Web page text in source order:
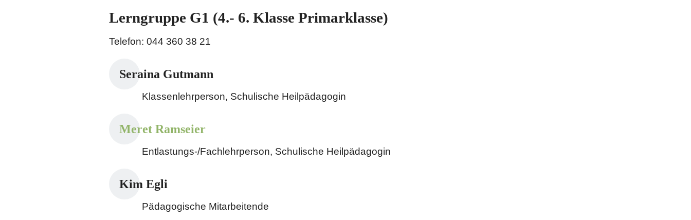
Lerngruppe G1 (4.- 6. Klasse Primarklasse)
Telefon: 044 360 38 21
Seraina Gutmann
Klassenlehrperson, Schulische Heilpädagogin
Meret Ramseier
Entlastungs-/Fachlehrperson, Schulische Heilpädagogin
Kim Egli
Pädagogische Mitarbeitende